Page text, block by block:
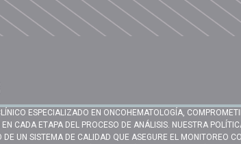
ESPECIALIZADO EN ONCOHEMATOLOGÍA,
CADA ETAPA DEL PROCESO DE ANÁLISIS. NUESTRA
DE UN SISTEMA DE CALIDAD QUE ASEGURE EL MONITOREO